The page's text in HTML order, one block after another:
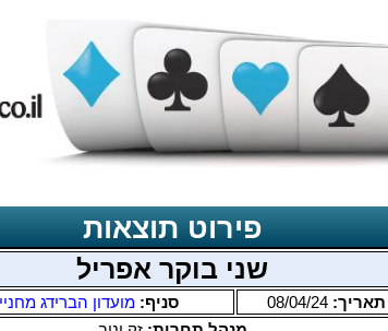
פירוט תוצאות
שני בוקר אפריל
תאריך: 08/04/24 סניף: מועדון הברידג